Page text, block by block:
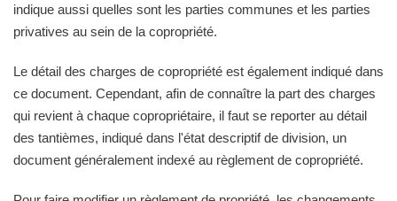
indique aussi quelles sont les parties communes et les parties
privatives au sein de la copropriété.
Le détail des charges de copropriété est également indiqué dans
ce document. Cependant, afin de connaître la part des charges
qui revient à chaque copropriétaire, il faut se reporter au détail
des tantièmes, indiqué dans l'état descriptif de division, un
document généralement indexé au règlement de copropriété.